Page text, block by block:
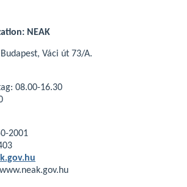
NEAK
Váci út 73/A.
08.00-16.30
2001